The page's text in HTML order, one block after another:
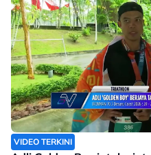
VIDEO TERKINI